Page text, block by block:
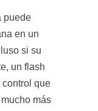
puede
en un
si su
un flash
que
más